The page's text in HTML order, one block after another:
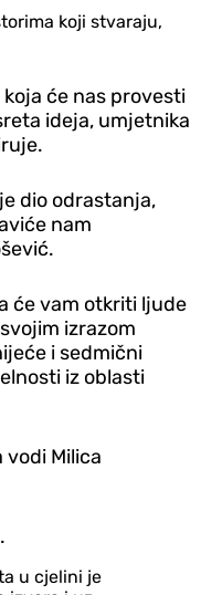
koji stvaraju,
će nas provesti
ideja, umjetnika
dio odrastanja,
nam
će vam otkriti ljude
izrazom
i sedmični
iz oblasti
vodi Milica
u cjelini je